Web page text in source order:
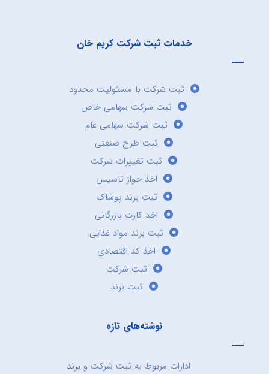
خدمات ثبت شرکت کریم خان
ثبت شرکت با مسئولیت محدود
ثبت شرکت سهامی خاص
ثبت شرکت سهامی عام
ثبت طرح صنعتی
ثبت تغییرات شرکت
اخذ جواز تاسیس
ثبت برند پوشاک
اخذ کارت بازرگانی
ثبت برند مواد غذایی
اخذ کد اقتصادی
ثبت شرکت
ثبت برند
نوشته‌های تازه
ادارات مربوط به ثبت شرکت و برند